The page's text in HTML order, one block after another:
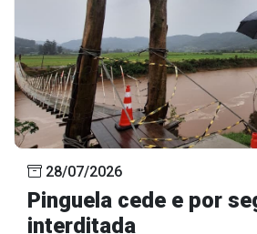
28/07/2026
Pinguela cede e por
interditada